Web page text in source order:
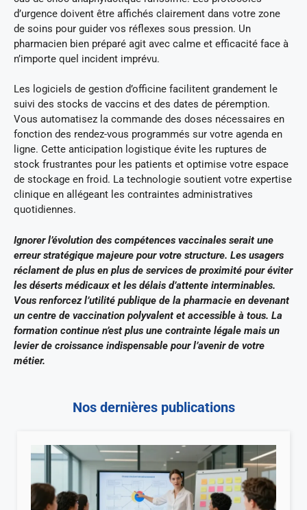
d’urgence doivent être affichés clairement dans votre zone
de soins pour guider vos réflexes sous pression. Un
pharmacien bien préparé agit avec calme et efficacité face à
n’importe quel incident imprévu.
Les logiciels de gestion d’officine facilitent grandement le
suivi des stocks de vaccins et des dates de péremption.
Vous automatisez la commande des doses nécessaires en
fonction des rendez-vous programmés sur votre agenda en
ligne. Cette anticipation logistique évite les ruptures de
stock frustrantes pour les patients et optimise votre espace
de stockage en froid. La technologie soutient votre expertise
clinique en allégeant les contraintes administratives
quotidiennes.
Ignorer l’évolution des compétences vaccinales serait une
erreur stratégique majeure pour votre structure. Les usagers
réclament de plus en plus de services de proximité pour éviter
les déserts médicaux et les délais d’attente interminables.
Vous renforcez l’utilité publique de la pharmacie en devenant
un centre de vaccination polyvalent et accessible à tous. La
formation continue n’est plus une contrainte légale mais un
levier de croissance indispensable pour l’avenir de votre
métier.
Nos dernières publications